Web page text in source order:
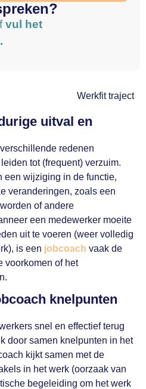
vul het
uitval en
redenen
tot (frequent) verzuim.
een wijziging in de functie,
veranderingen, zoals een
of andere
een medewerker moeite
uit te voeren (weer volledig
is een jobcoach vaak de
voorkomen of het
knelpunten
snel en effectief terug
door samen knelpunten in het
kijkt samen met de
in het werk (oorzaak van
begeleiding om het werk